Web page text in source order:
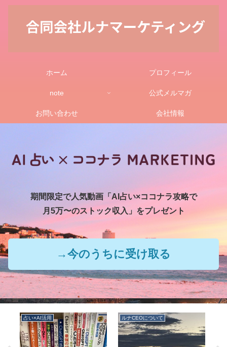
ホーム プロフィール
note 公式メルマガ
お問い合わせ 会社情報
期間限定で人気動画「AI占い×ココナラ攻略で
月5万〜のストック収入」をプレゼント
→今のうちに受け取る
占い×AI活用 ルナCEOについて